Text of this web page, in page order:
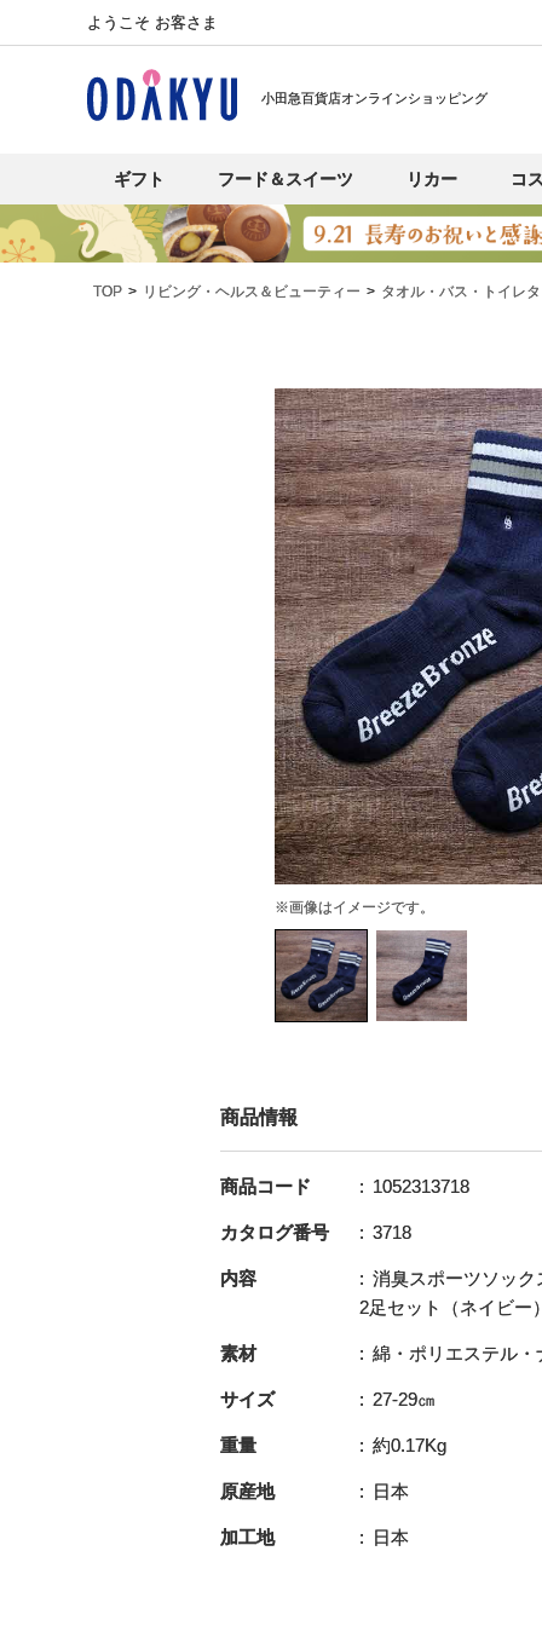
ようこそ お客さま
小田急百貨店オンラインショッピング
ギフト フード＆スイーツ リカー コ
TOP リビング・ヘルス＆ビューティー タオル・バス・トイレ
※画像はイメージです。
商品情報
商品コード 1052313718
カタログ番号 3718
内容
消臭スポーツソック
2足セット（ネイビー
素材 綿・ポリエステル
サイズ 27-29㎝
重量 約0.17Kg
原産地 日本
加工地 日本